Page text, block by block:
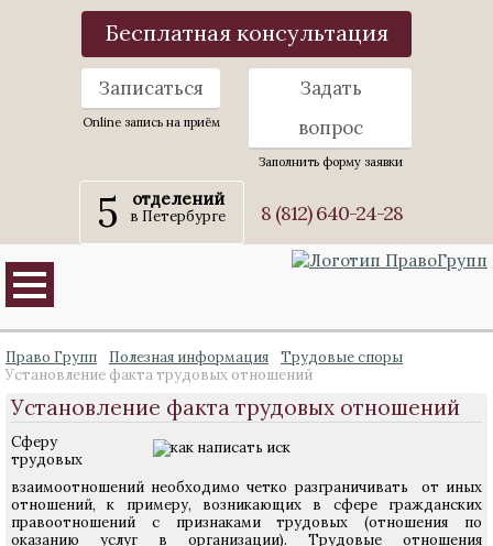
Бесплатная консультация
Записаться
Online запись на приём
Задать
вопрос
Заполнить форму заявки
5 отделений
в Петербурге 8 (812) 640-24-28
Право Групп Полезная информация
Трудовые споры
Установление факта трудовых отношений
Установление факта трудовых отношений
Сферу
трудовых
взаимоотношений необходимо четко разграничивать от иных
отношений, к примеру, возникающих в сфере гражданских
правоотношений с признаками трудовых (отношения по
оказанию услуг в организации). Трудовые отношения